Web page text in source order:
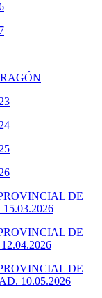
DE
DE
DE
10.05.2026